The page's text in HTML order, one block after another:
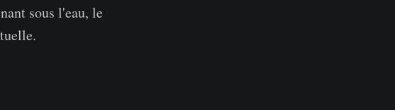
sous l'eau, le